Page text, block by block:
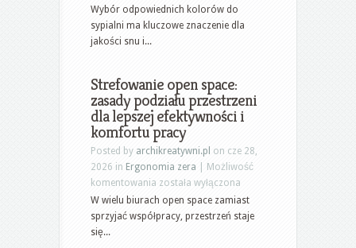
do
sypialni,
sprzyjają
spokojnemu
snu:
jak
je
wybrać
i
stosować
Wybór odpowiednich kolorów do
sypialni ma kluczowe znaczenie dla
jakości snu i...
Strefowanie open space:
zasady podziału przestrzeni
dla lepszej efektywności i
komfortu pracy
Posted by archikreatywni.pl on cze 28,
2026 in Ergonomia zera
Możliwość
komentowania Strefowanie
open
space:
została wyłączona
W wielu biurach open space zamiast
sprzyjać współpracy, przestrzeń staje
się...